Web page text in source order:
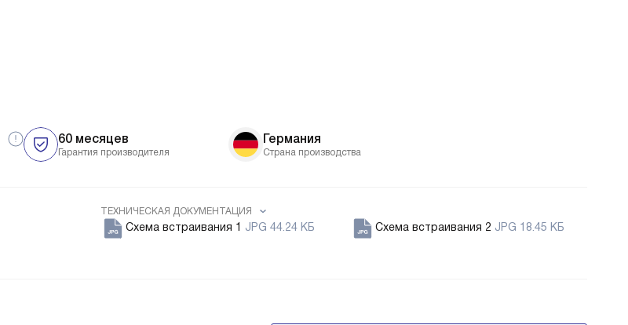
60 месяцев
Гарантия производителя
Германия
Страна производства
ТЕХНИЧЕСКАЯ ДОКУМЕНТАЦИЯ
Схема встраивания 1 JPG 44.24 КБ Схема встраивания 2 JPG 18.45 КБ